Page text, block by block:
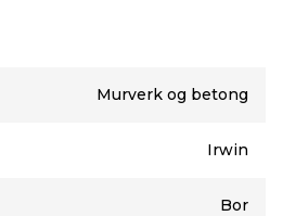
Murverk og betong
Irwin
Bor